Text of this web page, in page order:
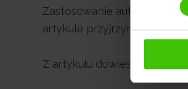
Zastosowanie
artykule przyjrzymy się
Z artykułu dowiesz się: